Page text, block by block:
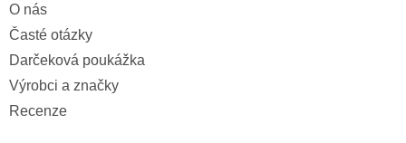
O nás
Časté otázky
Darčeková poukážka
Výrobci a značky
Recenze